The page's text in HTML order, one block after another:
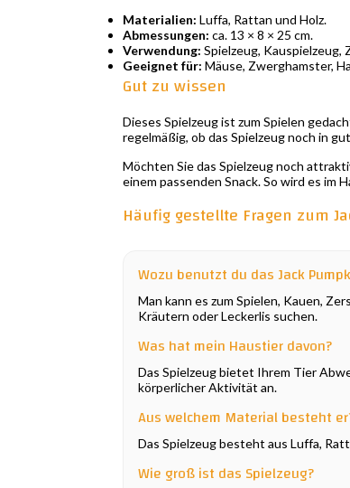
Materialien: Luffa, Rattan und Holz.
Abmessungen: ca. 13 × 8 × 25 cm.
Verwendung: Spielzeug,
Geeignet für: Mäuse, Zwerghamster,
Gut zu wissen
Dieses Spielzeug ist zum Spielen
regelmäßig, ob das Spielzeug noch in
Möchten Sie das Spielzeug noch
einem passenden Snack. So wird es im
Häufig gestellte Fragen zum
Wozu benutzt du das Jack
Man kann es zum Spielen, Kauen,
Kräutern oder Leckerlis suchen.
Was hat mein Haustier davon?
Das Spielzeug bietet Ihrem Tier
körperlicher Aktivität an.
Aus welchem Material besteht
Das Spielzeug besteht aus Luffa,
Wie groß ist das Spielzeug?